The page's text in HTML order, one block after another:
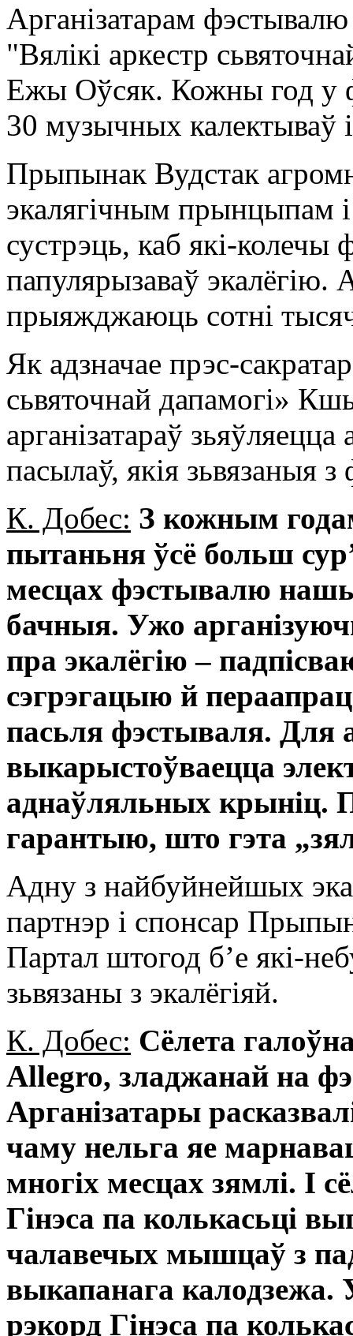
Арганізатарам
"Вялікі аркестр
Ежы Оўсяк. Кожны год у
30 музычных калектываў
Прыпынак Вудстак
экалягічным прынцыпам
сустрэць, каб які-колечы
папулярызаваў
прыяжджаюць сотні
Як адзначае прэс-
сьвяточнай дапамогі»
арганізатараў
пасылаў, якія зьвязаныя
К. Добес: З кожным
пытаньня ўсё больш
месцах фэстывалю
бачныя. Ужо
пра экалёгію –
сэгрэгацыю й
пасьля фэстываля. Для
выкарыстоўваецца
аднаўляльных крыніц.
гарантыю, што гэта
Адну з найбуйнейшых
партнэр і спонсар
Партал штогод б’е які-
зьвязаны з экалёгіяй.
К. Добес: Сёлета
Allegro, зладжанай на
Арганізатары
чаму нельга яе
многіх месцах зямлі. І
Гінэса па колькасьці
чалавечых мышцаў з
выкапанага калодзежа.
рэкорд Гінэса па